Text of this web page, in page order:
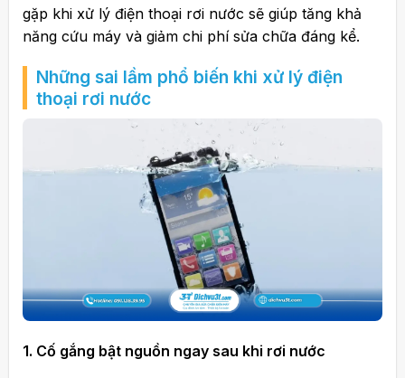
gặp khi xử lý điện thoại rơi nước sẽ giúp tăng khả
năng cứu máy và giảm chi phí sửa chữa đáng kể.
Những sai lầm phổ biến khi xử lý điện
thoại rơi nước
1. Cố gắng bật nguồn ngay sau khi rơi nước